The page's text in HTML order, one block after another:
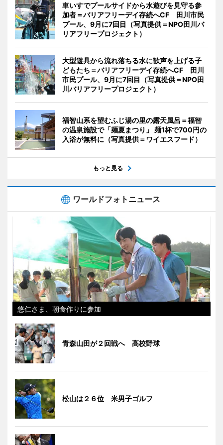
車いすでプールサイドから水遊びを見守る参
加者＝バリアフリーデイ存続へCF 田川市民
プール、9月に7回目（写真提供＝NPO田川バ
リアフリープロジェクト）
大型遊具から流れ落ちる水に歓声を上げる子
どもたち＝バリアフリーデイ存続へCF 田川
市民プール、9月に7回目（写真提供＝NPO田
川バリアフリープロジェクト）
福智山系を望むふじ湯の里の露天風呂＝福智
の温泉施設で「麺夏まつり」 麺1杯で700円の
入浴が無料に（写真提供＝ワイエスフード）
もっと見る
ワールドフォトニュース
悠仁さま、朝食作りに参加
青森山田が２回戦へ 高校野球
松山は２６位 米男子ゴルフ